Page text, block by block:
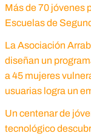
Más de 70 jóvenes
Escuelas de
La Asociación
diseñan un
a 45 mujeres
usuarias logra un
Un centenar de
tecnológico